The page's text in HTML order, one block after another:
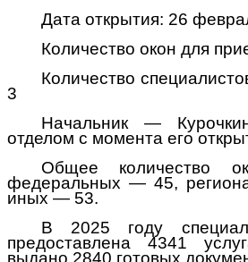
Дата открытия: 26
Количество окон для
Количество
3
Начальник —
отделом с момента его
Общее количество
федеральных — 45,
иных — 53.
В 2025 году
предоставлена 4341
выдано 2840 готовых